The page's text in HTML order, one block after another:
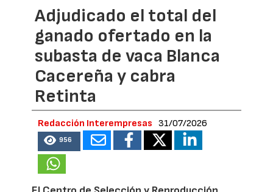
Adjudicado el total del
ganado ofertado en la
subasta de vaca Blanca
Cacereña y cabra
Retinta
Redacción Interempresas 31/07/2026
956